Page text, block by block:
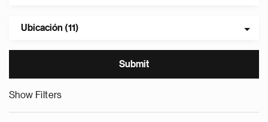
Ubicación (11)
Show Filters